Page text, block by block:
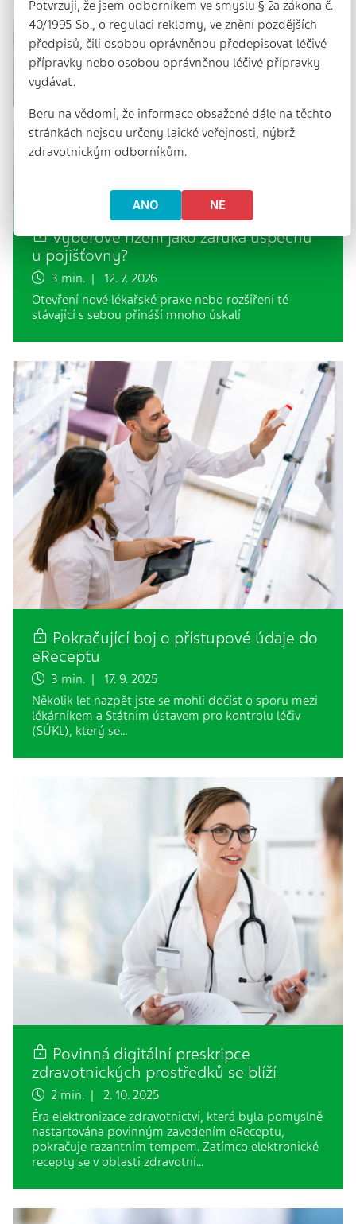
Výběrové řízení jako záruka úspěchu
u pojišťovny?
3 min. | 12. 7. 2026
Otevření nové lékařské praxe nebo rozšíření té
stávající s sebou přináší mnoho úskalí
Pokračující boj o přístupové údaje do
eReceptu
3 min. | 17. 9. 2025
Několik let nazpět jste se mohli dočíst o sporu mezi
lékárníkem a Státním ústavem pro kontrolu léčiv
(SÚKL), který se…
Povinná digitální preskripce
zdravotnických prostředků se blíží
2 min. | 2. 10. 2025
Éra elektronizace zdravotnictví, která byla pomyslně
nastartována povinným zavedením eReceptu,
pokračuje razantním tempem. Zatímco elektronické
recepty se v oblasti zdravotní…
Potvrzuji, že jsem odborníkem ve smyslu § 2a zákona č.
40/1995 Sb., o regulaci reklamy, ve znění pozdějších
předpisů, čili osobou oprávněnou předepisovat léčivé
přípravky nebo osobou oprávněnou léčivé přípravky
vydávat.
Beru na vědomí, že informace obsažené dále na těchto
stránkách nejsou určeny laické veřejnosti, nýbrž
zdravotnickým odborníkům.
ANO NE